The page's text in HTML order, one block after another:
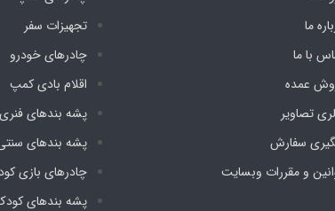
ما
با ما
عمده
تصاویر
سفارش
و مقررات وبسایت
تجهیزات سفر
چادرهای خودرو
اقلام بادی کمپ
پشه‌ بندهای فنری
پشه‌ بندهای
چادرهای بازی
پشه‌ بندهای